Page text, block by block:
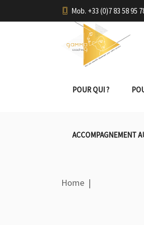
Mob. +33 (0)7 83 58 95
POUR QUI ?
ACCOMPAGNEMENT
Home |